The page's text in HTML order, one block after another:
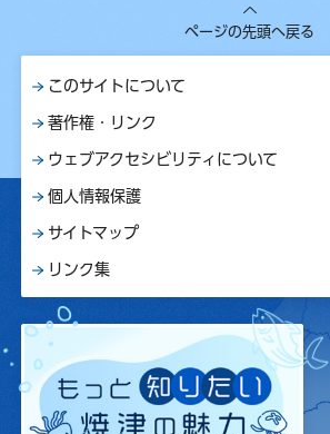
ページの先頭へ戻る
このサイトについて
著作権・リンク
ウェブアクセシビリティについて
個人情報保護
サイトマップ
リンク集